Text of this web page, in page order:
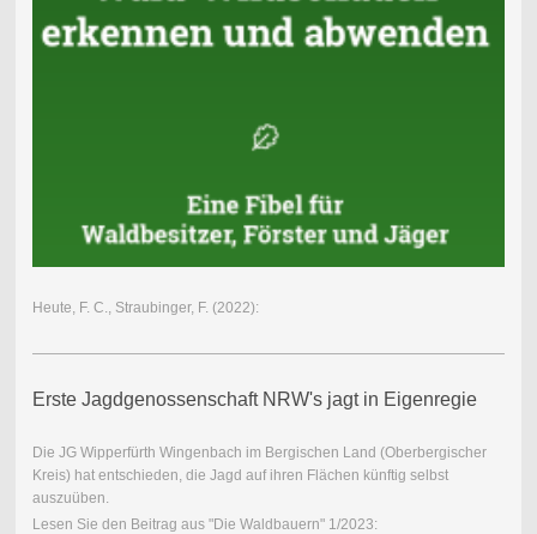
Heute, F. C., Straubinger, F. (2022):
Erste Jagdgenossenschaft NRW's jagt in Eigenregie
Die JG Wipperfürth Wingenbach im Bergischen Land (Oberbergischer
Kreis) hat entschieden, die Jagd auf ihren Flächen künftig selbst
auszuüben.
Lesen Sie den Beitrag aus "Die Waldbauern" 1/2023: